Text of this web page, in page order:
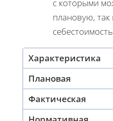
с которыми
плановую, так
Характеристика
Плановая
Фактическая